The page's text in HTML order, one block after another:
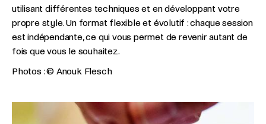
utilisant différentes techniques et en développant votre
propre style. Un format flexible et évolutif : chaque session
est indépendante, ce qui vous permet de revenir autant de
fois que vous le souhaitez.
Photos : © Anouk Flesch